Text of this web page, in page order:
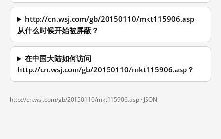
http://cn.wsj.com/gb/20150110/mkt115906.asp
从什么时候开始被屏蔽？
在中国大陆如何访问
http://cn.wsj.com/gb/20150110/mkt115906.asp？
http://cn.wsj.com/gb/20150110/mkt115906.asp · JSON